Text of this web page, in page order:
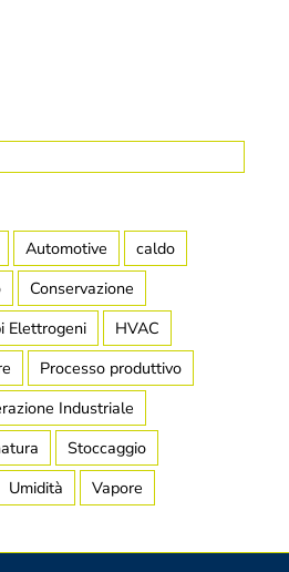
Automotive
caldo
Conservazione
Elettrogeni
HVAC
Processo produttivo
Industriale
Stoccaggio
Umidità Vapore